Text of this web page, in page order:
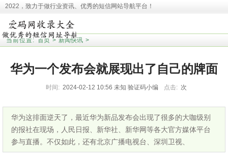
2022，致力于做行业资讯、优秀的短信网站导航平台！
本站收录相关网址皆来源于网络，欢迎广大用户反馈问题网站，本站将第一时间清
理！并且提醒大家！
当前位置:
首页 > 新闻快讯 >
华为一个发布会就展现出了自己的牌面
时间: 2024-02-12 10:56 未知 验证码小编 点击: 次
华为这排面逆天了，最近华为新品发布会出现了很多的大咖级别
的报社在现场，人民日报、新华社、新华网等各大官方媒体平台
参与直播。不仅如此，还有北京广播电视台、深圳卫视、